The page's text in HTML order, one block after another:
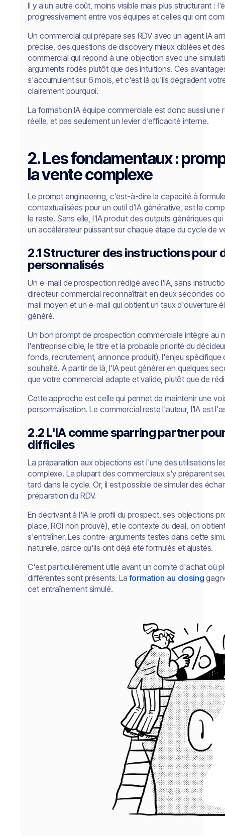
Il y a un autre coût, moins visible mais plus structurant :
progressivement entre vos équipes et celles qui ont
Un commercial qui prépare ses RDV avec un agent IA
précise, des questions de discovery mieux ciblées et
commercial qui répond à une objection avec une
arguments rodés plutôt que des intuitions. Ces
s'accumulent sur 6 mois, et c'est là qu'ils dégradent
clairement pourquoi.
La formation IA équipe commerciale est donc aussi
réelle, et pas seulement un levier d'efficacité interne.
2. Les fondamentaux :
la vente complexe
Le prompt engineering, c'est-à-dire la capacité à
contextualisées pour un outil d'IA générative, est la
le reste. Sans elle, l'IA produit des outputs génériques
un accélérateur puissant sur chaque étape du cycle de
2.1 Structurer des instructions pour
personnalisés
Un e-mail de prospection rédigé avec l'IA, sans
directeur commercial reconnaîtrait en deux secondes
mail moyen et un e-mail qui obtient un taux d'ouverture
généré.
Un bon prompt de prospection commerciale intègre au
l'entreprise cible, le titre et la probable priorité du
fonds, recrutement, annonce produit), l'enjeu
souhaité. À partir de là, l'IA peut générer en quelques
que votre commercial adapte et valide, plutôt que de
Cette approche est celle qui permet de maintenir une
personnalisation. Le commercial reste l'auteur, l'IA est
2.2 L'IA comme sparring partner
difficiles
La préparation aux objections est l'une des utilisations
complexe. La plupart des commerciaux s'y préparent
tard dans le cycle. Or, il est possible de simuler des
préparation du RDV.
En décrivant à l'IA le profil du prospect, ses objections
place, ROI non prouvé), et le contexte du deal, on
s'entraîner. Les contre-arguments testés dans cette
naturelle, parce qu'ils ont déjà été formulés et ajustés.
C'est particulièrement utile avant un comité d'achat où
différentes sont présents. La formation au closing
cet entraînement simulé.